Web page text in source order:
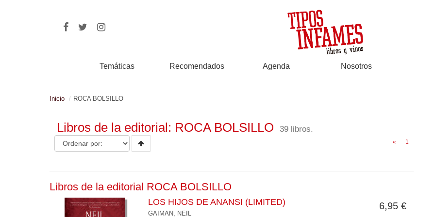
Temáticas Recomendados Agenda Nosotros
Inicio ROCA BOLSILLO
Libros de la editorial: ROCA BOLSILLO 39 libros.
« 1
Libros de la editorial ROCA BOLSILLO
LOS HIJOS DE ANANSI (LIMITED)
GAIMAN, NEIL
6,95 €